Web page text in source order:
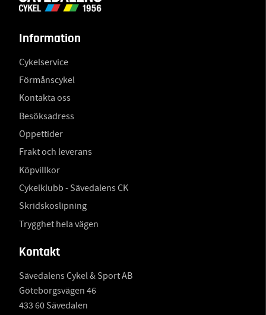
Information
Cykelservice
Förmånscykel
Kontakta oss
Besöksadress
Öppettider
Frakt och leverans
Köpvillkor
Cykelklubb - Sävedalens CK
Skridskoslipning
Trygghet hela vägen
Kontakt
Sävedalens Cykel & Sport AB
Göteborgsvägen 46
433 60 Sävedalen